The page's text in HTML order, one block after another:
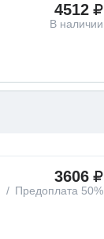
4512
В наличии
3606
Предоплата 50%